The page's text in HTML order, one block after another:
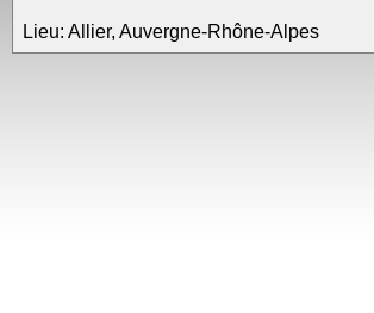
Lieu: Allier, Auvergne-Rhône-Alpes